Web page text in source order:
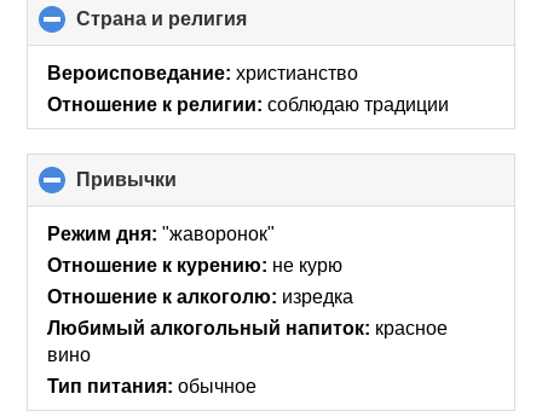
Страна и религия
to
collapse
Вероисповедание: христианство
Отношение к религии: соблюдаю традиции
Привычки
to
collapse
Режим дня: "жаворонок"
Отношение к курению: не курю
Отношение к алкоголю: изредка
Любимый алкогольный напиток: красное
вино
Тип питания: обычное